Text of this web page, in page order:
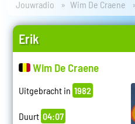
Jouwradio Wim De Craene
Erik
Wim De Craene
Uitgebracht in 1982
Duurt 04:07